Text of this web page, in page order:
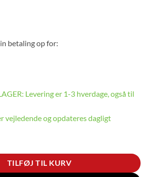
betaling op for:
Levering er 1-3 hverdage, også til
vejledende og opdateres dagligt
G6 (AMD) antal
TILFØJ TIL KURV